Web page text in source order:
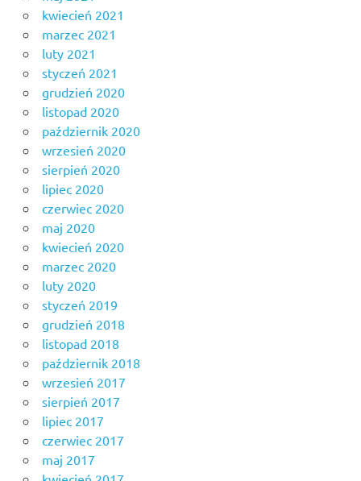
kwiecień 2021
marzec 2021
luty 2021
styczeń 2021
grudzień 2020
listopad 2020
październik 2020
wrzesień 2020
sierpień 2020
lipiec 2020
czerwiec 2020
maj 2020
kwiecień 2020
marzec 2020
luty 2020
styczeń 2019
grudzień 2018
listopad 2018
październik 2018
wrzesień 2017
sierpień 2017
lipiec 2017
czerwiec 2017
maj 2017